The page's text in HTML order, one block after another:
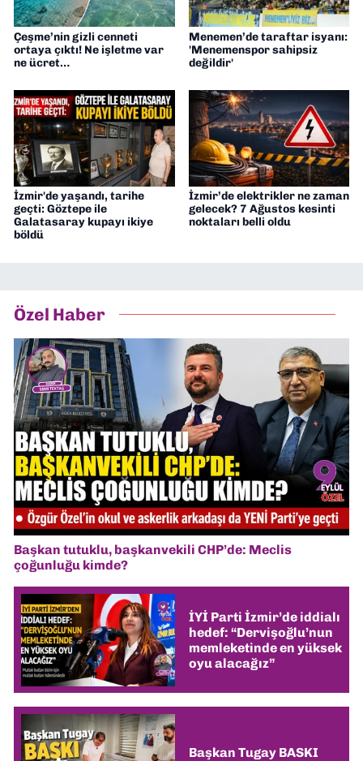
Çeşme’nin gizli cenneti
ortaya çıktı! Ne işletme var
ne ücret…
Menemen’de taraftar isyanı:
'Menemenspor sahipsiz
değildir'
İzmir'de yaşandı, tarihe
geçti: Göztepe ile
Galatasaray kupayı ikiye
böldü
İzmir’de elektrikler ne zaman
gelecek? 7 Ağustos kesinti
noktaları belli oldu
Özel Haber
Başkan tutuklu, başkanvekili CHP’de: Meclis
çoğunluğu kimde?
İYİ Parti İzmir’de iddialı
hedef: “Dervişoğlu’nun
memleketinde en yüksek
oyu alacağız”
Başkan Tugay BASKI